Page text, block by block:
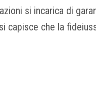
si incarica di
capisce che la